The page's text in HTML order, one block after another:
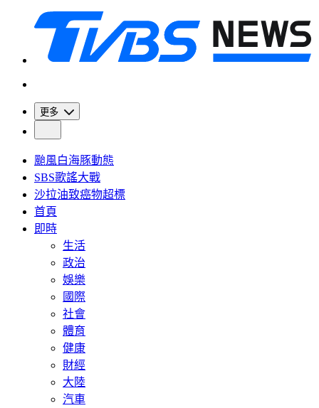
更多
颱風白海豚動態
SBS歌謠大戰
沙拉油致癌物超標
首頁
即時
生活
政治
娛樂
國際
社會
體育
健康
財經
大陸
汽車